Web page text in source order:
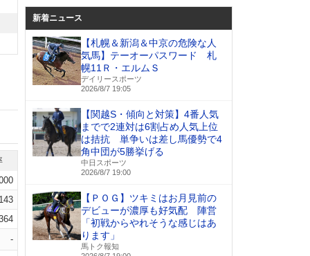
-
新着ニュース
【札幌＆新潟＆中京の危険な人
気馬】テーオーパスワード 札
幌11Ｒ・エルムＳ
デイリースポーツ
2026/8/7 19:05
【関越S・傾向と対策】4番人気
までで2連対は6割占め人気上位
は拮抗 単争いは差し馬優勢で4
角中団が5勝挙げる
中日スポーツ
2026/8/7 19:00
【ＰＯＧ】ツキミはお月見前の
デビューが濃厚も好気配 陣営
「初戦からやれそうな感じはあ
ります」
馬トク報知